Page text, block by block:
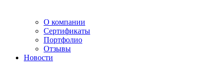
О компании
Сертификаты
Портфолио
Отзывы
Новости